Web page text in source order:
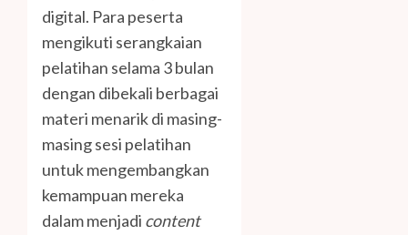
digital. Para peserta
mengikuti serangkaian
pelatihan selama 3 bulan
dengan dibekali berbagai
materi menarik di masing-
masing sesi pelatihan
untuk mengembangkan
kemampuan mereka
dalam menjadi content